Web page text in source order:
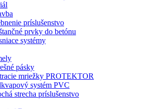
príslušenstvo
prvky do betónu
systémy
pásky
mriežky PROTEKTOR
systém PVC
strecha príslušenstvo